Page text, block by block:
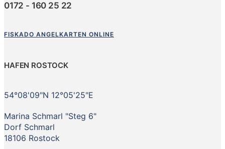
0172 - 160 25 22
FISKADO ANGELKARTEN ONLINE
HAFEN ROSTOCK
54°08'09"N 12°05'25"E
Marina Schmarl "Steg 6"
Dorf Schmarl
18106 Rostock